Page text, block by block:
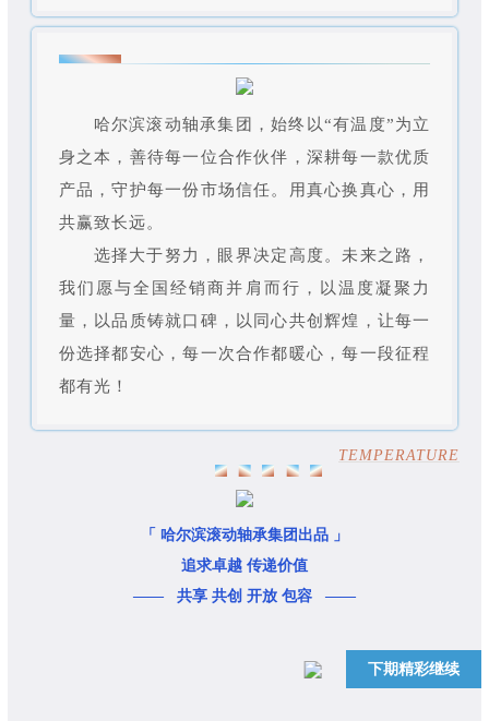
哈尔滨滚动轴承集团，始终以“有温度”为立
身之本，善待每一位合作伙伴，深耕每一款优质
产品，守护每一份市场信任。用真心换真心，用
共赢致长远。
选择大于努力，眼界决定高度。未来之路，
我们愿与全国经销商并肩而行，以温度凝聚力
量，以品质铸就口碑，以同心共创辉煌，让每一
份选择都安心，每一次合作都暖心，每一段征程
都有光！
TEMPERATURE
「 哈尔滨滚动轴承集团出品 」
追求卓越 传递价值
—— 共享 共创 开放 包容 ——
下期精彩继续